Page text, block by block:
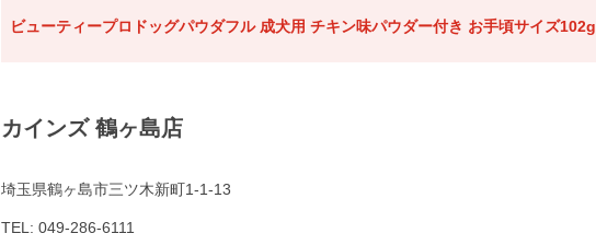
ビューティープロドッグパウダフル 成犬用 チキン味パウダー付き お手頃サイズ102g
カインズ 鶴ヶ島店
埼玉県鶴ヶ島市三ツ木新町1-1-13
TEL: 049-286-6111